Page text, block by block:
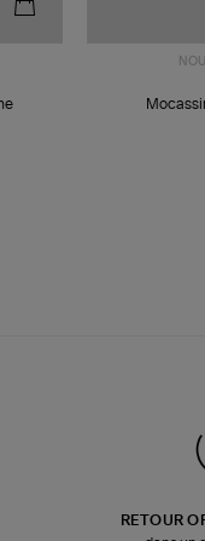
RETOUR